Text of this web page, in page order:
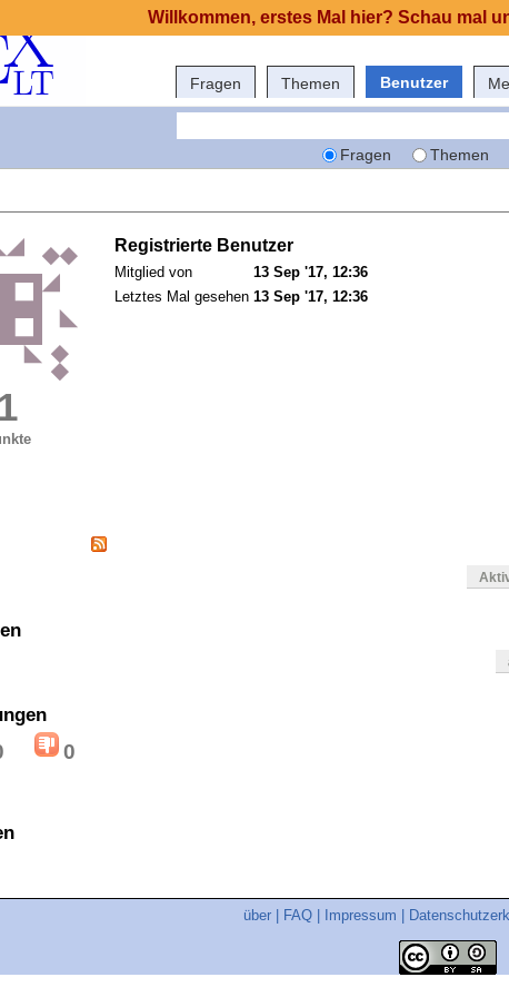
Fragen Themen Benutzer
Fragen Themen
1
Registrierte Benutzer
Mitglied von
13 Sep '17, 12:36
Letztes Mal gesehen 13 Sep '17, 12:36
0
über FAQ Impressum
Willkommen, erstes Mal hier? Schau mal